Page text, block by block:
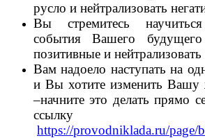
русло и нейтрализовать
Вы стремитесь научиться
события Вашего
позитивные и
Вам надоело наступать на
и Вы хотите изменить
–начните это делать прямо
ссылку
https://provodniklada.ru/page/